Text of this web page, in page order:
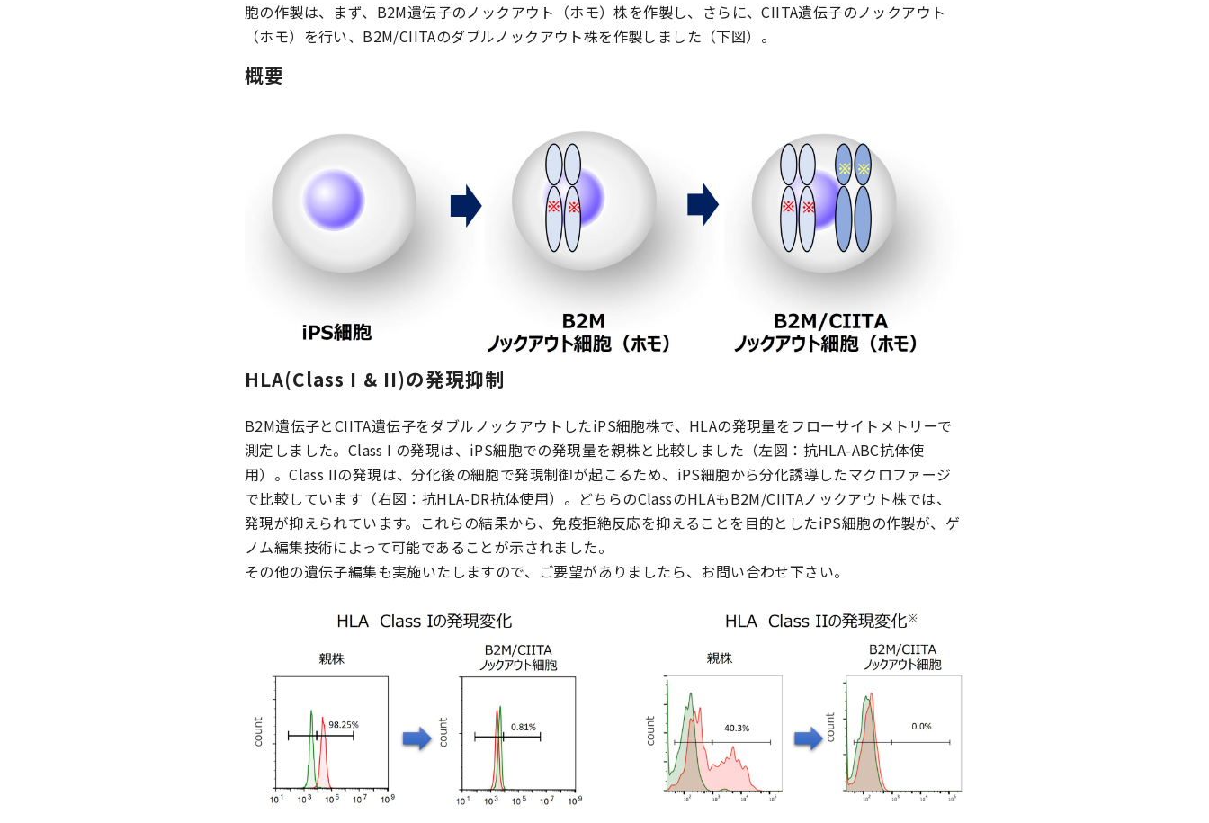
胞の作製は、まず、B2M遺伝子のノックアウト（ホモ）株を作製し、さらに、CIITA遺伝子のノックアウト
（ホモ）を行い、B2M/CIITAのダブルノックアウト株を作製しました（下図）。
概要
HLA(Class I & II)の発現抑制
B2M遺伝子とCIITA遺伝子をダブルノックアウトしたiPS細胞株で、HLAの発現量をフローサイトメトリーで
測定しました。Class I の発現は、iPS細胞での発現量を親株と比較しました（左図：抗HLA-ABC抗体使
用）。Class IIの発現は、分化後の細胞で発現制御が起こるため、iPS細胞から分化誘導したマクロファージ
で比較しています（右図：抗HLA-DR抗体使用）。どちらのClassのHLAもB2M/CIITAノックアウト株では、
発現が抑えられています。これらの結果から、免疫拒絶反応を抑えることを目的としたiPS細胞の作製が、ゲ
ノム編集技術によって可能であることが示されました。
その他の遺伝子編集も実施いたしますので、ご要望がありましたら、お問い合わせ下さい。